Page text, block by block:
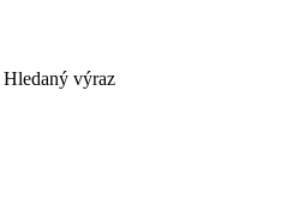
Hledaný výraz